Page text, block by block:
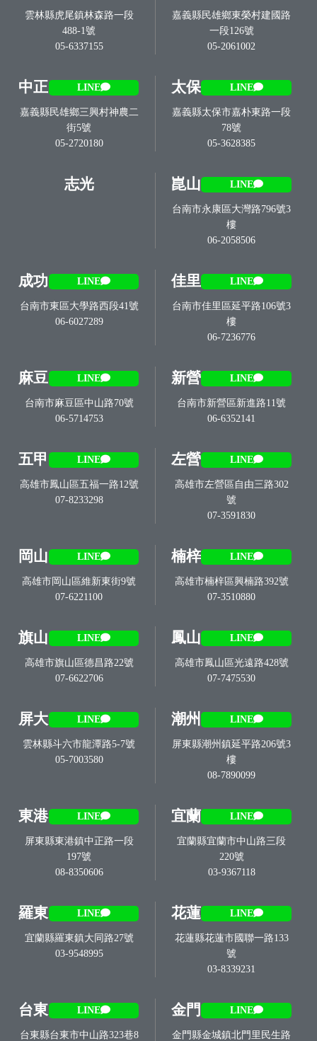
雲林縣虎尾鎮林森路一段
488-1號
05-6337155
嘉義縣民雄鄉東榮村建國路
一段126號
05-2061002
中正 LINE
嘉義縣民雄鄉三興村神農二
街5號
05-2720180
太保 LINE
嘉義縣太保市嘉朴東路一段
78號
05-3628385
志光 崑山 LINE
台南市永康區大灣路796號3
樓
06-2058506
成功 LINE
台南市東區大學路西段41號
06-6027289
佳里 LINE
台南市佳里區延平路106號3
樓
06-7236776
麻豆 LINE
台南市麻豆區中山路70號
06-5714753
新營 LINE
台南市新營區新進路11號
06-6352141
五甲 LINE
高雄市鳳山區五福一路12號
07-8233298
左營 LINE
高雄市左營區自由三路302
號
07-3591830
岡山 LINE
高雄市岡山區維新東街9號
07-6221100
楠梓 LINE
高雄市楠梓區興楠路392號
07-3510880
旗山 LINE
高雄市旗山區德昌路22號
07-6622706
鳳山 LINE
高雄市鳳山區光遠路428號
07-7475530
屏大 LINE
雲林縣斗六市龍潭路5-7號
05-7003580
潮州 LINE
屏東縣潮州鎮延平路206號3
樓
08-7890099
東港 LINE
屏東縣東港鎮中正路一段
197號
08-8350606
宜蘭 LINE
宜蘭縣宜蘭市中山路三段
220號
03-9367118
羅東 LINE
宜蘭縣羅東鎮大同路27號
03-9548995
花蓮 LINE
花蓮縣花蓮市國聯一路133
號
03-8339231
台東 LINE
台東縣台東市中山路323巷8
金門 LINE
金門縣金城鎮北門里民生路